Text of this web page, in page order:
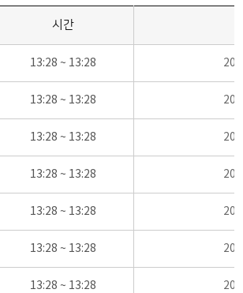
시간
13:28 ~ 13:28
13:28 ~ 13:28
13:28 ~ 13:28
13:28 ~ 13:28
13:28 ~ 13:28
13:28 ~ 13:28
13:28 ~ 13:28